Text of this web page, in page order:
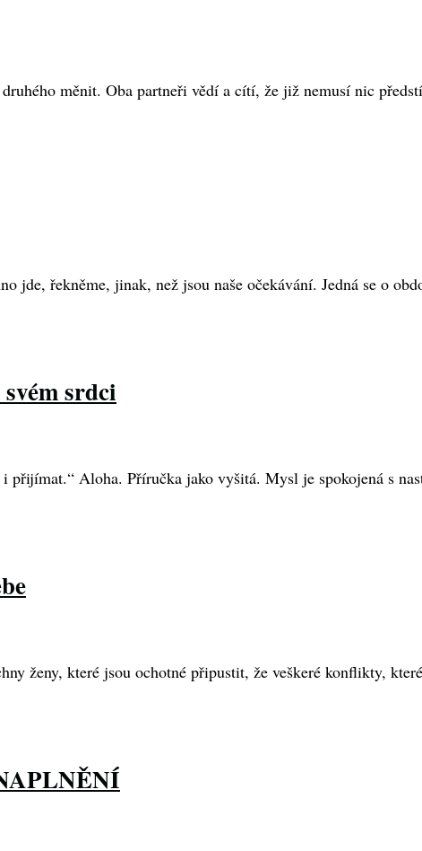
měnit. Oba partneři vědí a cítí, že již nemusí nic
jde, řekněme, jinak, než jsou naše očekávání. Jedná se o
srdci
Aloha. Příručka jako vyšitá. Mysl je spokojená s
ženy, které jsou ochotné připustit, že veškeré konflikty,